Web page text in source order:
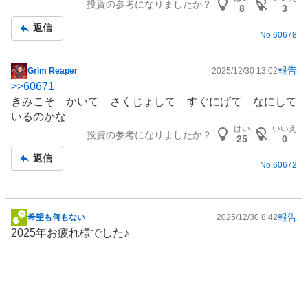
投資の参考になりましたか？ 8
3
返信
No. 60678
掲
示
板
記
Grim Reaper 2025/12/30 13:02報告
>>60671
きみこそ かいて さくじょして すぐにげて なにして
いるのかな
投資の参考になりましたか？
はい
25
いいえ
0
返信
No.60672
掲
示
希望も何もない 2025/12/30 8:42報告
2025年お疲れ様でした♪